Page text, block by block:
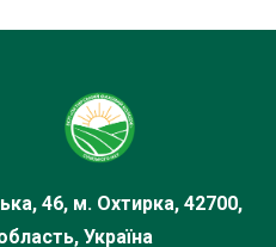
46, м. Охтирка, 42700,
Україна